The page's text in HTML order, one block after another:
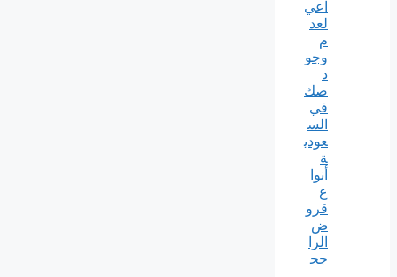
اعي
لعد
م
وجو
د
صك
في
الس
عودي
ة
أنوا
ع
قرو
ض
الرا
جح